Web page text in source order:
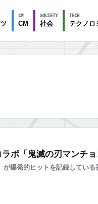
CM
CM
SOCIETY
社会
TECH
テクノロ
ボ「鬼滅の刃マンチ
爆発的ヒットを記録してい